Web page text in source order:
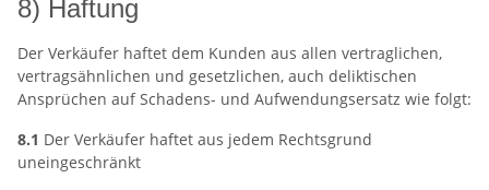
8) Haftung
Der Verkäufer haftet dem Kunden aus allen vertraglichen,
vertragsähnlichen und gesetzlichen, auch deliktischen
Ansprüchen auf Schadens- und Aufwendungsersatz wie folgt:
8.1 Der Verkäufer haftet aus jedem Rechtsgrund
uneingeschränkt